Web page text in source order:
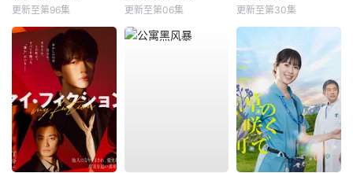
更新至第96集 更新至第06集 更新至第30集